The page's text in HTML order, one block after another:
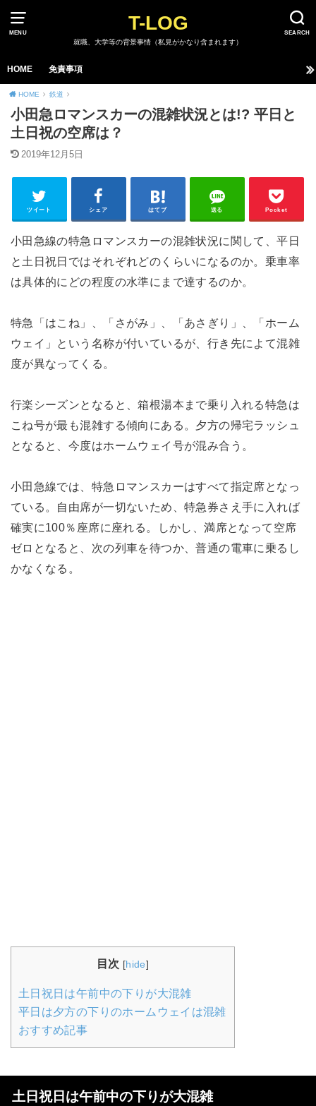
MENU SEARCH
T-LOG
就職、大学等の背景事情（私見がかなり含まれます）
HOME 免責事項
HOME 鉄道
小田急ロマンスカーの混雑状況とは!? 平日と
土日祝の空席は？
2019年12月5日
ツイート シェア はてブ 送る Pocket
小田急線の特急ロマンスカーの混雑状況に関して、平日
と土日祝日ではそれぞれどのくらいになるのか。乗車率
は具体的にどの程度の水準にまで達するのか。
特急「はこね」、「さがみ」、「あさぎり」、「ホーム
ウェイ」という名称が付いているが、行き先によて混雑
度が異なってくる。
行楽シーズンとなると、箱根湯本まで乗り入れる特急は
こね号が最も混雑する傾向にある。夕方の帰宅ラッシュ
となると、今度はホームウェイ号が混み合う。
小田急線では、特急ロマンスカーはすべて指定席となっ
ている。自由席が一切ないため、特急券さえ手に入れば
確実に100％座席に座れる。しかし、満席となって空席
ゼロとなると、次の列車を待つか、普通の電車に乗るし
かなくなる。
目次 [hide]
土日祝日は午前中の下りが大混雑
平日は夕方の下りのホームウェイは混雑
おすすめ記事
土日祝日は午前中の下りが大混雑